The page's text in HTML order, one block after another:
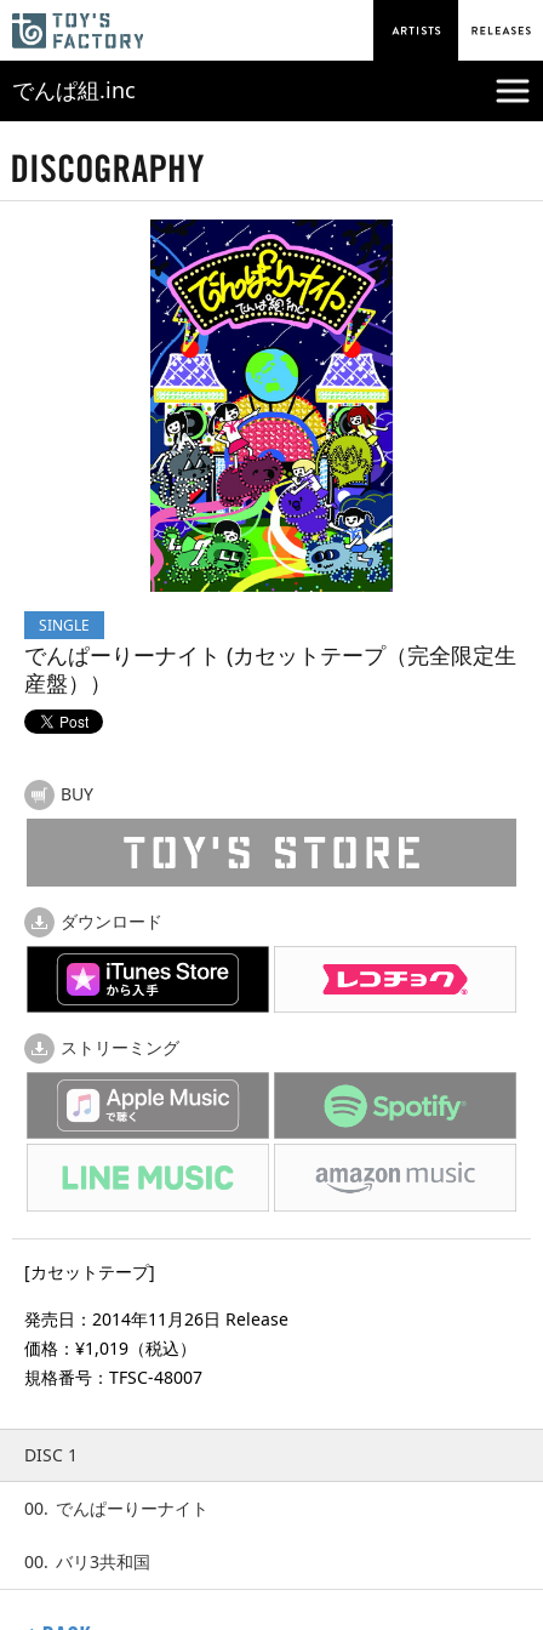
でんぱ組.inc
SINGLE
でんぱーりーナイト (カセットテープ（完全限定生
産盤））
BUY
ダウンロード
ストリーミング
[カセットテープ]
発売日：2014年11月26日 Release
価格：¥1,019（税込）
規格番号：TFSC-48007
DISC 1
00. でんぱーりーナイト
00. バリ3共和国